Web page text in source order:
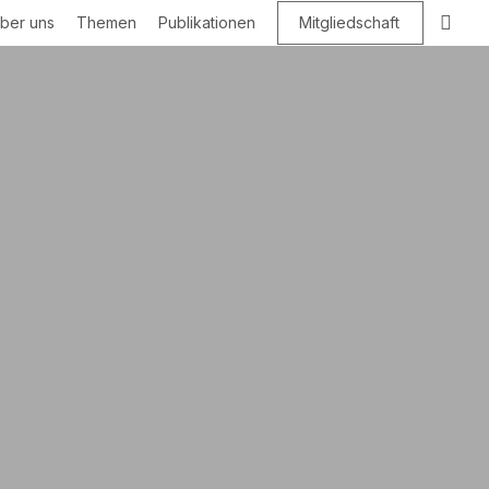
uns Themen Publikationen Mitgliedschaft